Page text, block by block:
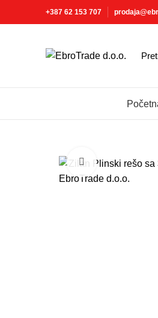
+387 62 153 707
Click to enlarge